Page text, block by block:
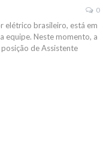
0
elétrico brasileiro, está em
equipe. Neste momento, a
de Assistente